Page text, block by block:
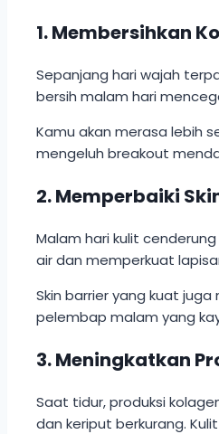
1. Membersihkan
Sepanjang hari wajah
bersih malam hari
Kamu akan merasa lebih
mengeluh breakout
2. Memperbaiki
Malam hari kulit
air dan memperkuat
Skin barrier yang kuat
pelembap malam yang
3. Meningkatkan
Saat tidur, produksi
dan keriput berkurang.